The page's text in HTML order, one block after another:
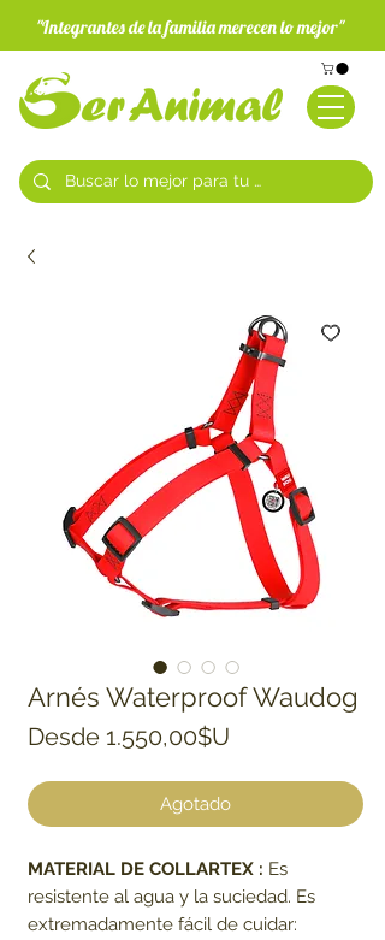
"Integrantes de la familia merecen lo mejor"
Arnés Waterproof Waudog
Desde 1.550,00$U
Agotado
MATERIAL DE COLLARTEX : Es
resistente al agua y la suciedad. Es
extremadamente fácil de cuidar: